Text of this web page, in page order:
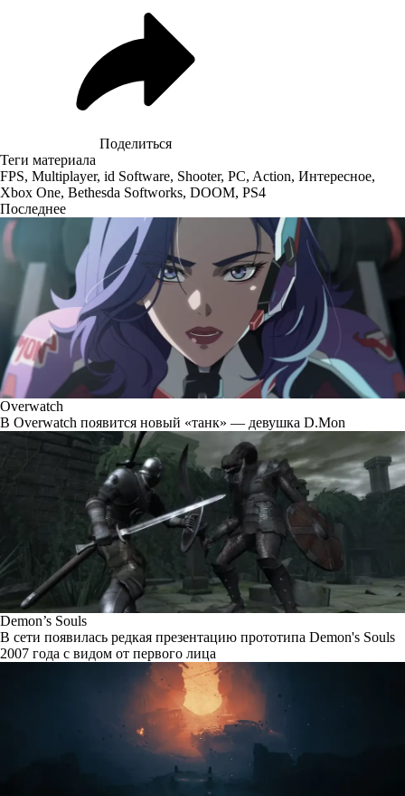
Поделиться
Теги материала
FPS, Multiplayer, id Software, Shooter, PC, Action, Интересное,
Xbox One, Bethesda Softworks, DOOM, PS4
Последнее
Overwatch
В Overwatch появится новый «танк» — девушка D.Mon
Demon’s Souls
В сети появилась редкая презентацию прототипа Demon's Souls
2007 года с видом от первого лица